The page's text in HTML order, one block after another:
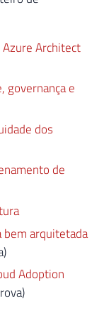
Architect
governança e
dos
de
bem arquitetada
Adoption